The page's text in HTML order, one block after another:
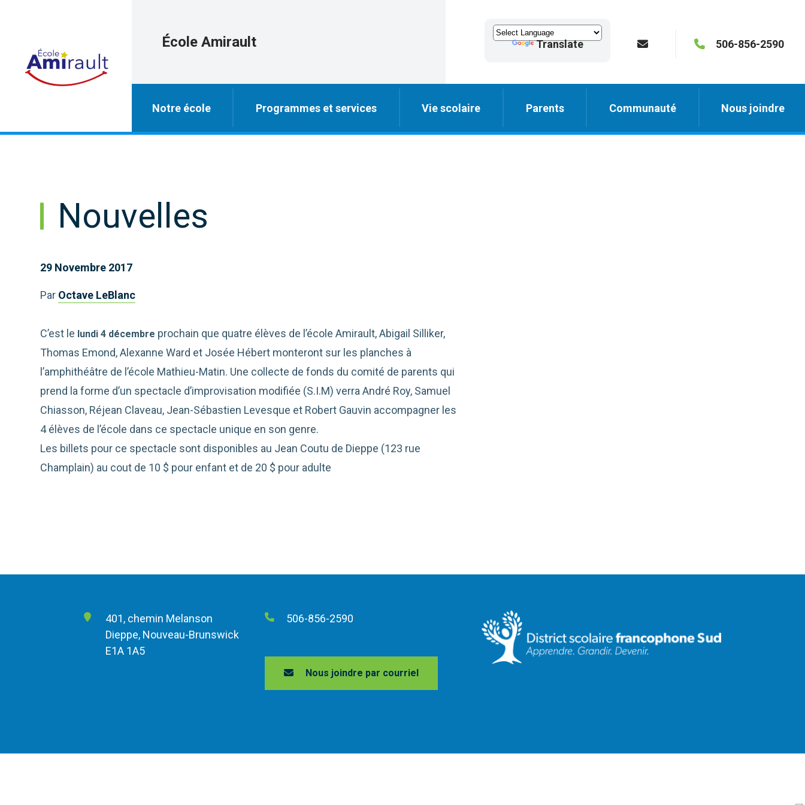
École Amirault Translate 506-856-2590
Notre école Programmes et services Vie scolaire Parents Communauté Nous joindre
Nouvelles
29 Novembre 2017
Par Octave LeBlanc
C’est le lundi 4 décembre prochain que quatre élèves de l’école Amirault, Abigail Silliker,
Thomas Emond, Alexanne Ward et Josée Hébert monteront sur les planches à
l’amphithéâtre de l’école Mathieu-Matin. Une collecte de fonds du comité de parents qui
prend la forme d’un spectacle d’improvisation modifiée (S.I.M) verra André Roy, Samuel
Chiasson, Réjean Claveau, Jean-Sébastien Levesque et Robert Gauvin accompagner les
4 élèves de l’école dans ce spectacle unique en son genre.
Les billets pour ce spectacle sont disponibles au Jean Coutu de Dieppe (123 rue
Champlain) au cout de 10 $ pour enfant et de 20 $ pour adulte
401, chemin Melanson
Dieppe, Nouveau-Brunswick
E1A 1A5
506-856-2590
Nous joindre par courriel